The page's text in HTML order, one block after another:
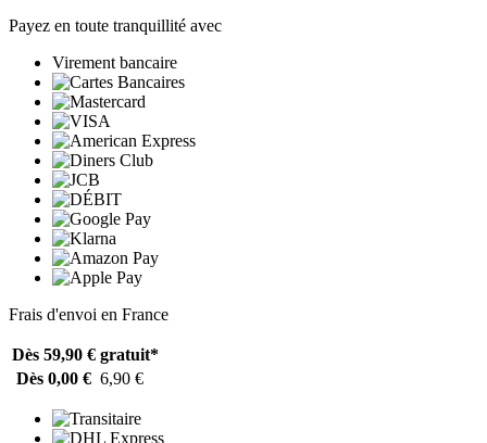
Payez en toute tranquillité avec
Virement bancaire
Frais d'envoi en France
Dès 59,90 € gratuit*
Dès 0,00 € 6,90 €